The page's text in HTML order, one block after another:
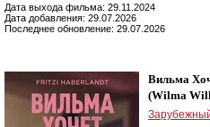
Дата выхода фильма: 29.11.2024
Дата добавления: 29.07.2026
Последнее обновление: 29.07.2026
Вильма
(Wilma